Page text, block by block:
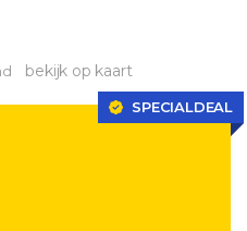
bekijk op kaart
SPECIALDEAL